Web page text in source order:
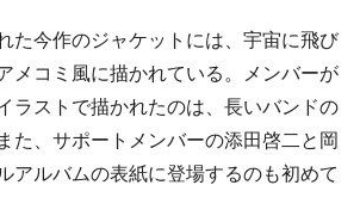
た今作のジャケットには、宇宙に飛び
メコミ風に描かれている。メンバーが
ラストで描かれたのは、長いバンドの
た、サポートメンバーの添田啓二と岡
アルバムの表紙に登場するのも初めて